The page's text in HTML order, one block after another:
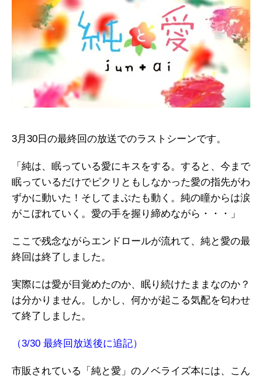
3月30日の最終回の放送でのラストシーンです。
「純は、眠っている愛にキスをする。すると、今まで
眠っているだけでピクリともしなかった愛の指先がわ
ずかに動いた！そしてまぶたも動く。純の瞳からは涙
がこぼれていく。愛の手を握り締めながら・・・」
ここで残念ながらエンドロールが流れて、純と愛の最
終回は終了しました。
実際には愛が目覚めたのか、眠り続けたままなのか？
は分かりません。しかし、何かが起こる気配を匂わせ
て終了しました。
（3/30 最終回放送後に追記）
市販されている「純と愛」のノベライズ本には、こん